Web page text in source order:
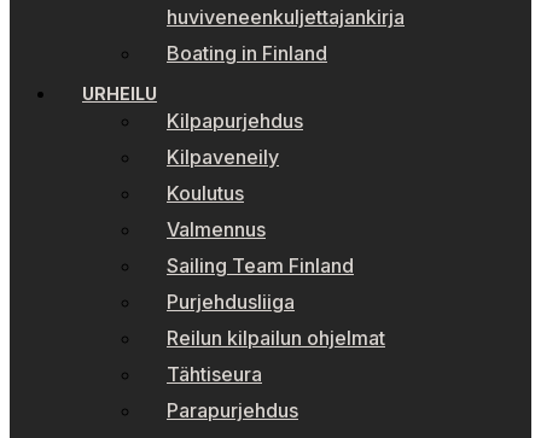
huviveneenkuljettajankirja
Boating in Finland
URHEILU
Kilpapurjehdus
Kilpaveneily
Koulutus
Valmennus
Sailing Team Finland
Purjehdusliiga
Reilun kilpailun ohjelmat
Tähtiseura
Parapurjehdus